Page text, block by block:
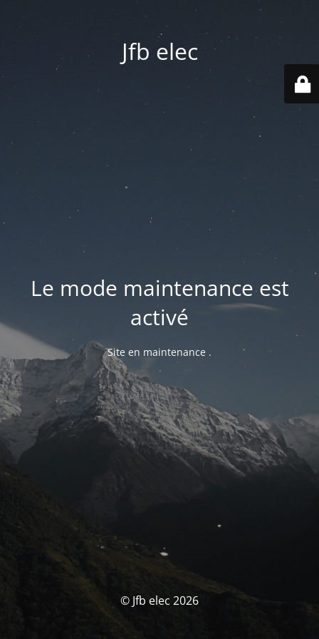
Jfb elec
Le mode maintenance est
activé
Site en maintenance .
© Jfb elec 2026